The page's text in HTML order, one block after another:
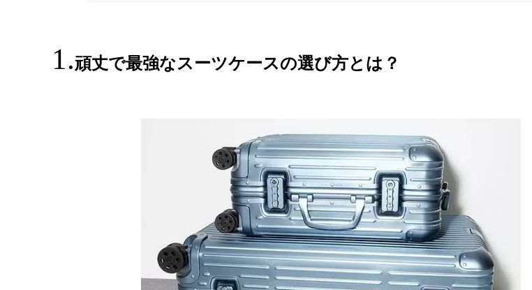
頑丈で最強なスーツケースの選び方とは？